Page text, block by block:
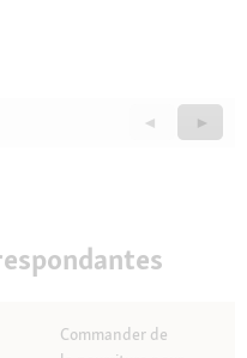
Précédent
Questions
◄ ►
Commander de